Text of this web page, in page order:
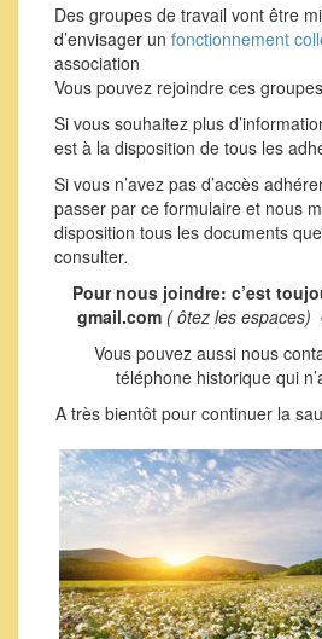
Des groupes de travail vont être
d’envisager un fonctionnement
association
Vous pouvez rejoindre ces
Si vous souhaitez plus
est à la disposition de tous les
Si vous n’avez pas d’accès
passer par ce formulaire et nous
disposition tous les documents
consulter.
Pour nous joindre: c’est
gmail.com( ôtez les espaces)
Vous pouvez aussi nous
téléphone historique qui
A très bientôt pour continuer la